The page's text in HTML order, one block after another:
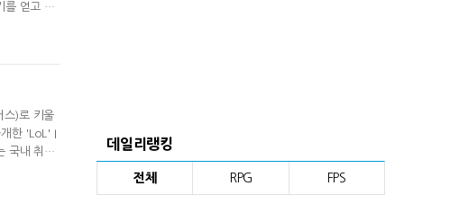
를 얻고 있
적지 않
스)로 키울
개한 'LoL' I
국내 취재
'도 보고
데일리랭킹
전체 RPG FPS